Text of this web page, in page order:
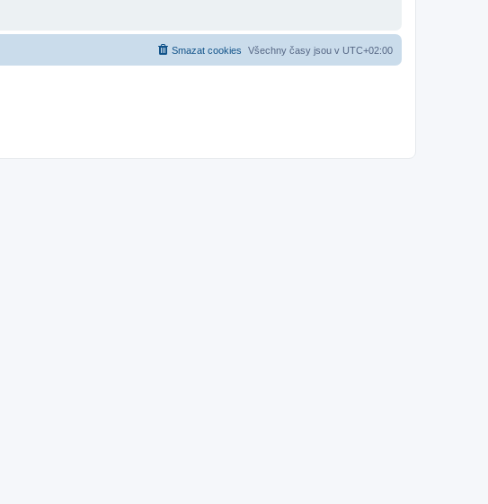
Všechny časy jsou v UTC+02:00
Smazat cookies